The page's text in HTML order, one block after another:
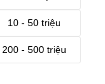
10 - 50 triệu
200 - 500 triệu